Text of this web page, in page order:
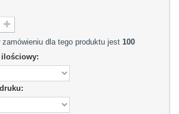
dla tego produktu jest 100
ilościowy: